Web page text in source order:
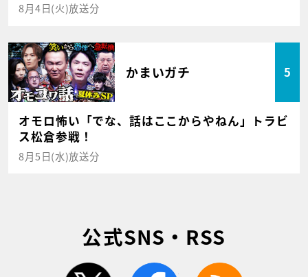
8月4日(火)放送分
かまいガチ 5
オモロ怖い「でな、話はここからやねん」トラビ
ス松倉参戦！
8月5日(水)放送分
公式SNS・RSS
twitter facebook